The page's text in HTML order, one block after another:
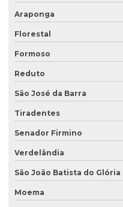
Araponga
Florestal
Formoso
Reduto
São José da Barra
Tiradentes
Senador Firmino
Verdelândia
São João Batista do Glória
Moema